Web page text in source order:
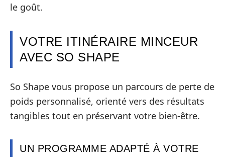
le goût.
VOTRE ITINÉRAIRE MINCEUR
AVEC SO SHAPE
So Shape vous propose un parcours de perte de
poids personnalisé, orienté vers des résultats
tangibles tout en préservant votre bien-être.
UN PROGRAMME ADAPTÉ À VOTRE